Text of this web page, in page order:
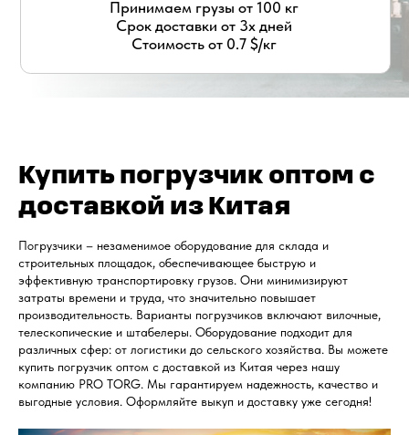
Купить погрузчик оптом с
доставкой из Китая
Погрузчики – незаменимое оборудование для склада и
строительных площадок, обеспечивающее быструю и
эффективную транспортировку грузов. Они минимизируют
затраты времени и труда, что значительно повышает
производительность. Варианты погрузчиков включают вилочные,
телескопические и штабелеры. Оборудование подходит для
различных сфер: от логистики до сельского хозяйства. Вы можете
купить погрузчик оптом с доставкой из Китая через нашу
компанию PRO TORG. Мы гарантируем надежность, качество и
выгодные условия. Оформляйте выкуп и доставку уже сегодня!